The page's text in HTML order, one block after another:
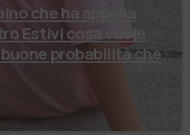
che ha appena
Estivi cosa vuole
probabilità che